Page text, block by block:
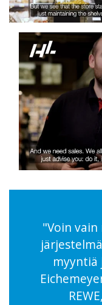
"Voin vain
myyntiä